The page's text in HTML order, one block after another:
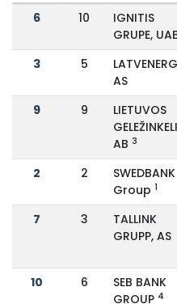
6 10
IGNITIS
GRUPE,
3 5
AS
9 9
LIETUVOS
AB 3
2 2
SWEDBANK
Group 1
7 3
TALLINK
GRUPP, AS
10 6
SEB BANK
GROUP 4